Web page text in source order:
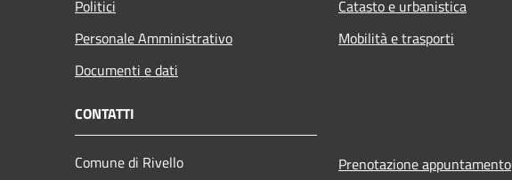
Politici
Personale Amministrativo
Documenti e dati
Catasto e urbanistica
Mobilità e trasporti
CONTATTI
Comune di Rivello
Prenotazione appuntamento